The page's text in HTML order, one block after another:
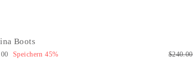
Boots
Speichern 45%
Normaler
$240.00